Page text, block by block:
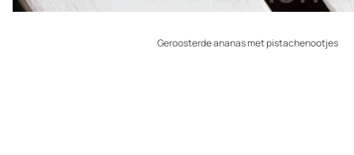
Geroosterde ananas met pistachenootjes